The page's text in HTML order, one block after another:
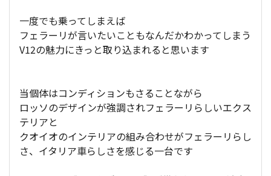
一度でも乗ってしまえば
フェラーリが言いたいこともなんだかわかってしまう
V12の魅力にきっと取り込まれると思います
当個体はコンディションもさることながら
ロッソのデザインが強調されフェラーリらしいエクス
テリアと
クオイオのインテリアの組み合わせがフェラーリらし
さ、イタリア車らしさを感じる一台です